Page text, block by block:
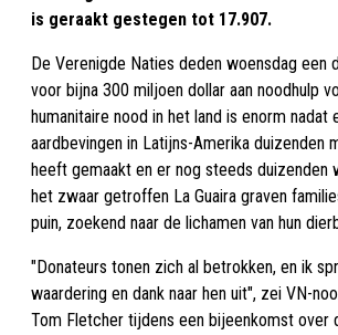
is geraakt gestegen tot 17.907.
De Verenigde Naties deden woensdag een
voor bijna 300 miljoen dollar aan noodhulp
humanitaire nood in het land is enorm nadat
aardbevingen in Latijns-Amerika duizenden
heeft gemaakt en er nog steeds duizenden
het zwaar getroffen La Guaira graven
puin, zoekend naar de lichamen van hun
"Donateurs tonen zich al betrokken, en ik
waardering en dank naar hen uit", zei VN-
Tom Fletcher tijdens een bijeenkomst over